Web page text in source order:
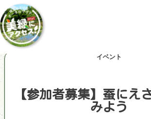
イベント
【参加者募集】蚕にえ
みよう